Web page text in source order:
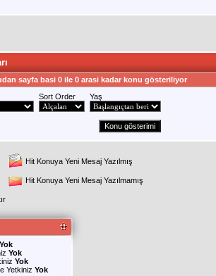
sayfa basi 0 ile 0 arasi kadar konu gösteriliyor
Sort Order Yaş
Hit Konuya Yeni Mesaj Yazılmış
Hit Konuya Yeni Mesaj Yazılmamış
Yok
Yok
Yok
Yetkiniz Yok